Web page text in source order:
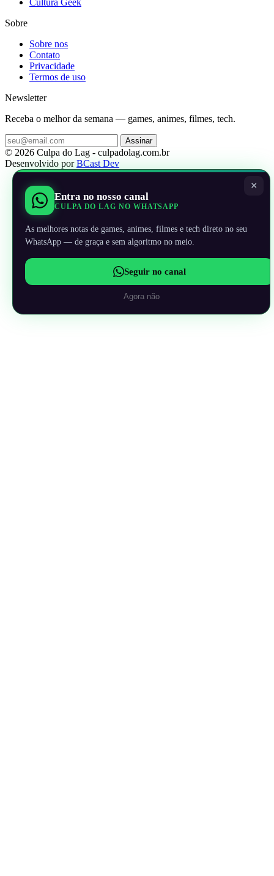
Sobre
Sobre nos
Contato
Privacidade
Termos de uso
Newsletter
Receba o melhor da semana — games, animes, filmes, tech.
Assinar
© 2026 Culpa do Lag - culpadolag.com.br
Desenvolvido porBCast Dev
×
Entra no nosso canal
CULPA DO LAG NO WHATSAPP
As melhores notas de games, animes, filmes e tech direto no seu
WhatsApp — de graça e sem algoritmo no meio.
Seguir no canal
Agora não